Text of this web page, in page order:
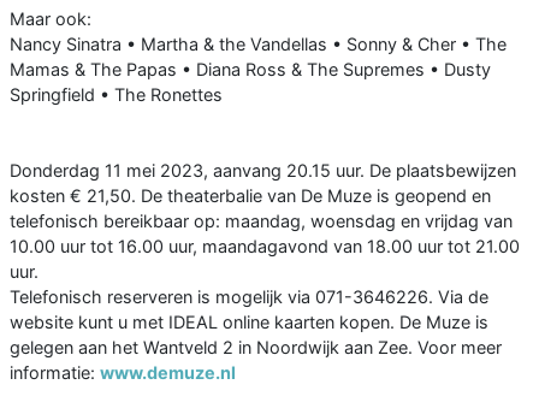
Maar ook:
Nancy Sinatra • Martha & the Vandellas • Sonny & Cher • The
Mamas & The Papas • Diana Ross & The Supremes • Dusty
Springfield • The Ronettes
Donderdag 11 mei 2023, aanvang 20.15 uur. De plaatsbewijzen
kosten € 21,50. De theaterbalie van De Muze is geopend en
telefonisch bereikbaar op: maandag, woensdag en vrijdag van
10.00 uur tot 16.00 uur, maandagavond van 18.00 uur tot 21.00
uur.
Telefonisch reserveren is mogelijk via 071-3646226. Via de
website kunt u met IDEAL online kaarten kopen. De Muze is
gelegen aan het Wantveld 2 in Noordwijk aan Zee. Voor meer
informatie: www.demuze.nl